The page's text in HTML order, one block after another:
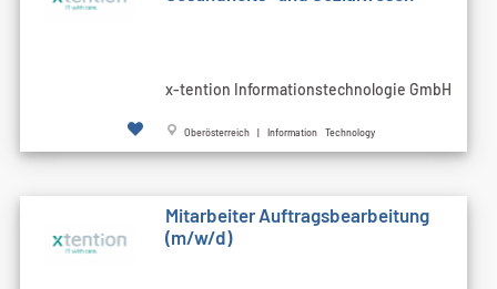
x-tention Informationstechnologie GmbH
Oberösterreich | Information Technology
Mitarbeiter Auftragsbearbeitung
(m/w/d)